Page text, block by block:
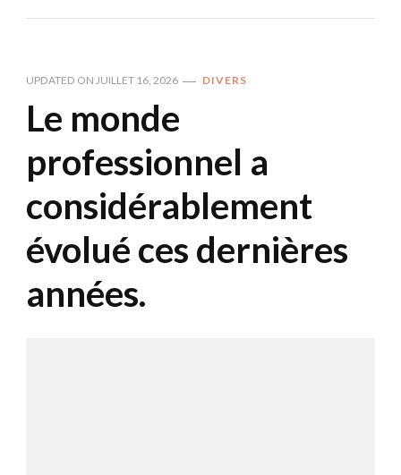
UPDATED ON JUILLET 16, 2026 DIVERS
Le monde
professionnel a
considérablement
évolué ces dernières
années.